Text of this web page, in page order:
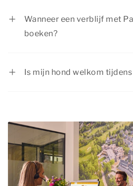
Wanneer een verblijf met
boeken?
je meer zekerheid dat de
jouw voorkeur nog
Is mijn hond welkom
accommodaties zijn
Bekijk bij het
website of huisdieren
Vergeet niet om je huisdier
plaatsen van je reservering